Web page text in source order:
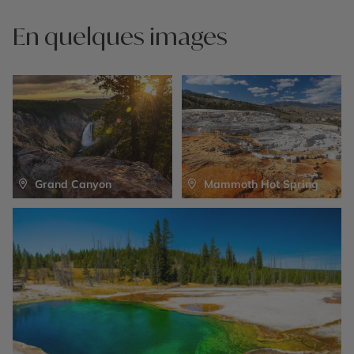
En quelques images
Grand Canyon Mammoth Hot Spring